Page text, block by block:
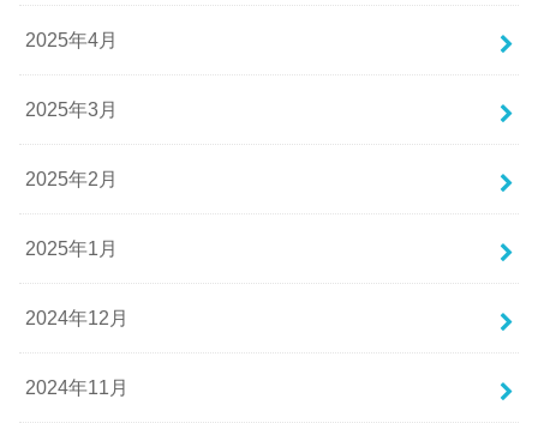
2025年4月
2025年3月
2025年2月
2025年1月
2024年12月
2024年11月